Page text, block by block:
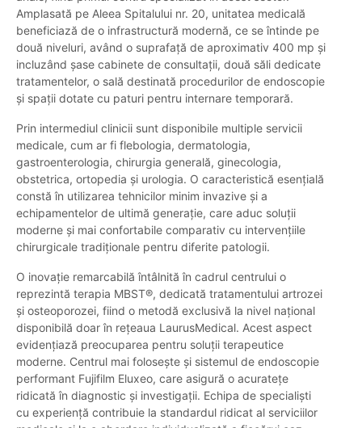
Amplasată pe Aleea Spitalului nr. 20, unitatea medicală
beneficiază de o infrastructură modernă, ce se întinde pe
două niveluri, având o suprafață de aproximativ 400 mp și
incluzând șase cabinete de consultații, două săli dedicate
tratamentelor, o sală destinată procedurilor de endoscopie
și spații dotate cu paturi pentru internare temporară.
Prin intermediul clinicii sunt disponibile multiple servicii
medicale, cum ar fi flebologia, dermatologia,
gastroenterologia, chirurgia generală, ginecologia,
obstetrica, ortopedia și urologia. O caracteristică esențială
constă în utilizarea tehnicilor minim invazive și a
echipamentelor de ultimă generație, care aduc soluții
moderne și mai confortabile comparativ cu intervențiile
chirurgicale tradiționale pentru diferite patologii.
O inovație remarcabilă întâlnită în cadrul centrului o
reprezintă terapia MBST®, dedicată tratamentului artrozei
și osteoporozei, fiind o metodă exclusivă la nivel național
disponibilă doar în rețeaua LaurusMedical. Acest aspect
evidențiază preocuparea pentru soluții terapeutice
moderne. Centrul mai folosește și sistemul de endoscopie
performant Fujifilm Eluxeo, care asigură o acuratețe
ridicată în diagnostic și investigații. Echipa de specialiști
cu experiență contribuie la standardul ridicat al serviciilor